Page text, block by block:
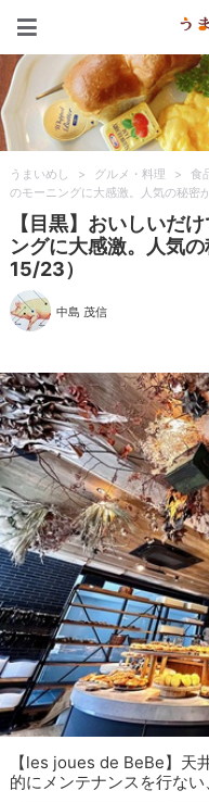
うまいめし > グルメ・料理 > 食
のモーニングに大感激。人気の秘密
【目黒】おいしいだ
ングに大感激。人気
15/23）
中島 茂信
【les joues de BeBe】天
的にメンテナンスを行な